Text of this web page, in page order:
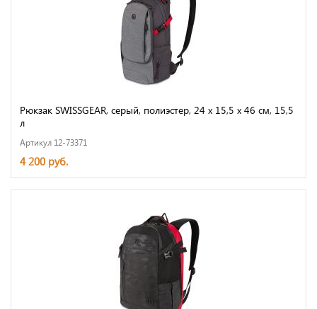
Рюкзак SWISSGEAR, серый, полиэстер, 24 х 15,5 х 46 см, 15,5
л
Артикул 12-73371
4 200 руб.